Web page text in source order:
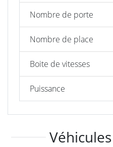
Nombre de porte
Nombre de place
Boite de vitesses
Puissance